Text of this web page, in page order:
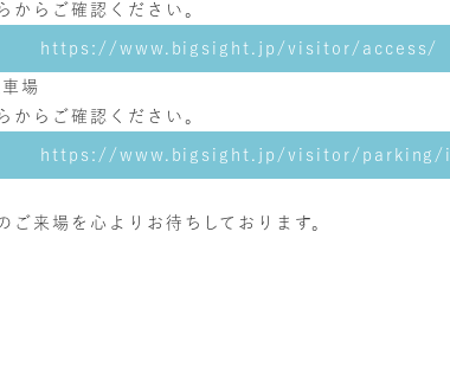
からご確認ください。
https://www.bigsight.jp/visitor/access/
場
からご確認ください。
https://www.bigsight.jp/visitor/parking/
ご来場を心よりお待ちしております。